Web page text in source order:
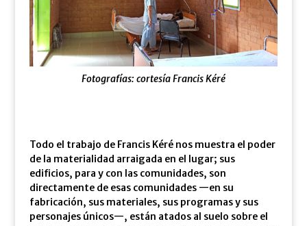
Fotografías: cortesía Francis Kéré
Todo el trabajo de Francis Kéré nos muestra el poder
de la materialidad arraigada en el lugar; sus
edificios, para y con las comunidades, son
directamente de esas comunidades —en su
fabricación, sus materiales, sus programas y sus
personajes únicos—, están atados al suelo sobre el